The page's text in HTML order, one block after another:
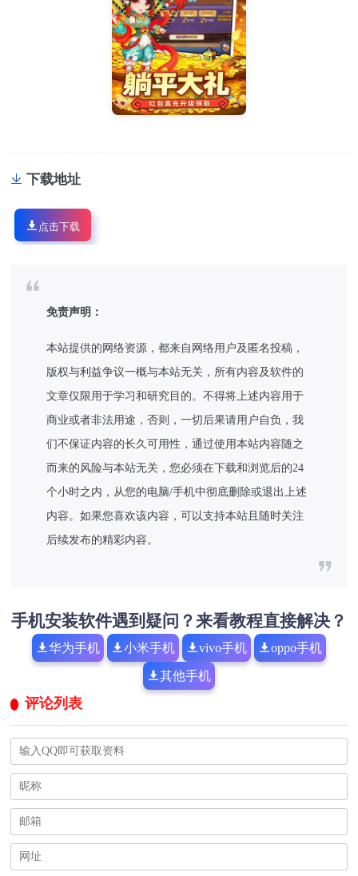
下载地址
点击下载
免责声明：
本站提供的网络资源，都来自网络用户及匿名投稿，
版权与利益争议一概与本站无关，所有内容及软件的
文章仅限用于学习和研究目的。不得将上述内容用于
商业或者非法用途，否则，一切后果请用户自负，我
们不保证内容的长久可用性，通过使用本站内容随之
而来的风险与本站无关，您必须在下载和浏览后的24
个小时之内，从您的电脑/手机中彻底删除或退出上述
内容。如果您喜欢该内容，可以支持本站且随时关注
后续发布的精彩内容。
手机安装软件遇到疑问？来看教程直接解决？
华为手机 小米手机 vivo手机 oppo手机
其他手机
评论列表